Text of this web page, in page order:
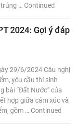
… Continued
2024: Gợi ý đáp
29/6/2024 Câu nghị
yêu cầu thí sinh
bài “Đất Nước” của
hợp giữa cảm xúc và
gồm … Continued